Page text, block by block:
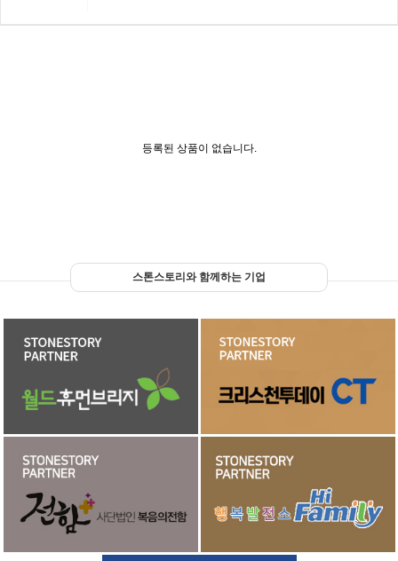
등록된 상품이 없습니다.
스톤스토리와 함께하는 기업